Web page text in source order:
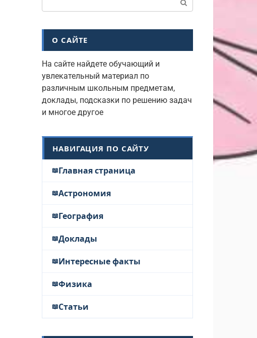
О САЙТЕ
На сайте найдете обучающий и
увлекательный материал по
различным школьным предметам,
доклады, подсказки по решению задач
и многое другое
НАВИГАЦИЯ ПО САЙТУ
Главная страница
Астрономия
География
Доклады
Интересные факты
Физика
Статьи